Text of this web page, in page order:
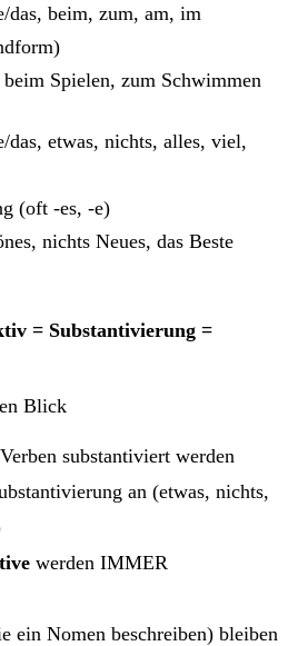
das, beim, zum, am, im
beim Spielen, zum Schwimmen
das, etwas, nichts, alles, viel,
(oft -es, -e)
nichts Neues, das Beste
= Substantivierung =
Blick
substantiviert werden
an (etwas, nichts,
werden IMMER
ein Nomen beschreiben) bleiben